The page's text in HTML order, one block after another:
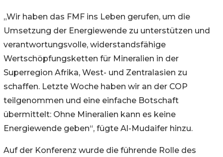
„Wir haben das FMF ins Leben gerufen, um die
Umsetzung der Energiewende zu unterstützen und
verantwortungsvolle, widerstandsfähige
Wertschöpfungsketten für Mineralien in der
Superregion Afrika, West- und Zentralasien zu
schaffen. Letzte Woche haben wir an der COP
teilgenommen und eine einfache Botschaft
übermittelt: Ohne Mineralien kann es keine
Energiewende geben“, fügte Al-Mudaifer hinzu.
Auf der Konferenz wurde die führende Rolle des